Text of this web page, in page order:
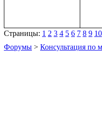
Страницы: 1 2 3 4 5 6 7 8 9 10
Форумы > Консультация по